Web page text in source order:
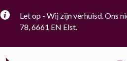
Let op - Wij zijn verhuisd. Ons
78, 6661 EN Elst.